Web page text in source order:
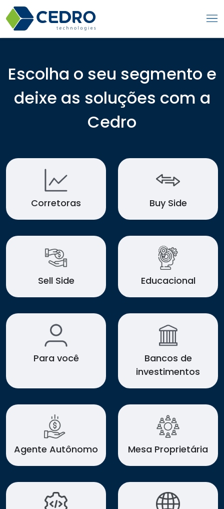
Escolha o seu segmento e
deixe as soluções com a
Cedro
Corretoras Buy Side
Sell Side Educacional
Para você
Bancos de
investimentos
Agente Autônomo Mesa Proprietária